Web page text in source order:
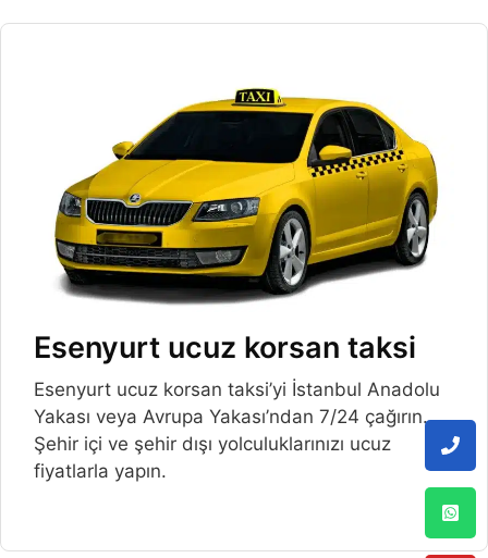
Esenyurt ucuz korsan taksi
Esenyurt ucuz korsan taksi’yi İstanbul Anadolu
Yakası veya Avrupa Yakası’ndan 7/24 çağırın.
Şehir içi ve şehir dışı yolculuklarınızı ucuz
fiyatlarla yapın.